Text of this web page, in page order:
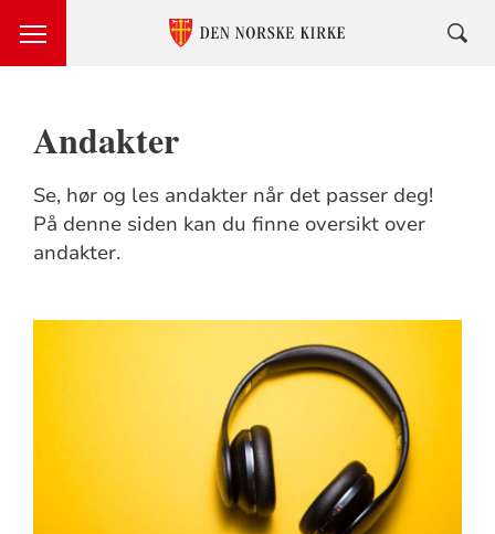
Andakter
Se, hør og les andakter når det passer deg!
På denne siden kan du finne oversikt over
andakter.